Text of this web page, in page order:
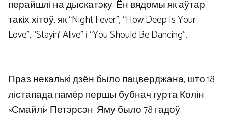
перайшлі на дыскатэку. Ён вядомы як аўтар
такіх хітоў, як “Night Fever”, “How Deep Is Your
Love”, “Stayin’ Alive” і “You Should Be Dancing”.
Праз некалькі дзён было пацверджана, што 18
лістапада памёр першы бубнач гурта Колін
«Смайлі» Петэрсэн. Яму было 78 гадоў.